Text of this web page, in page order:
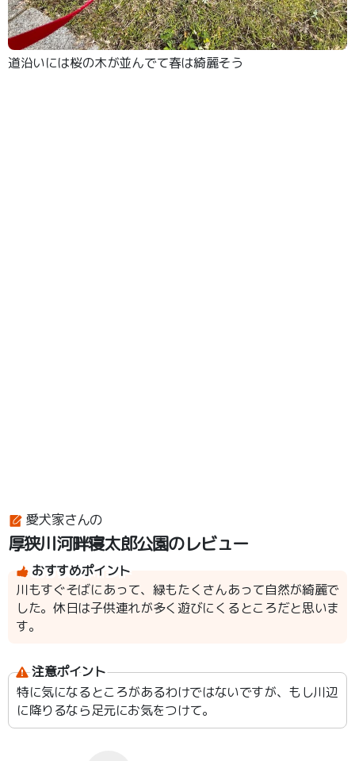
道沿いには桜の木が並んでて春は綺麗そう
愛犬家さんの
厚狭川河畔寝太郎公園のレビュー
おすすめポイント
川もすぐそばにあって、緑もたくさんあって自然が綺麗で
した。休日は子供連れが多く遊びにくるところだと思いま
す。
注意ポイント
特に気になるところがあるわけではないですが、もし川辺
に降りるなら足元にお気をつけて。